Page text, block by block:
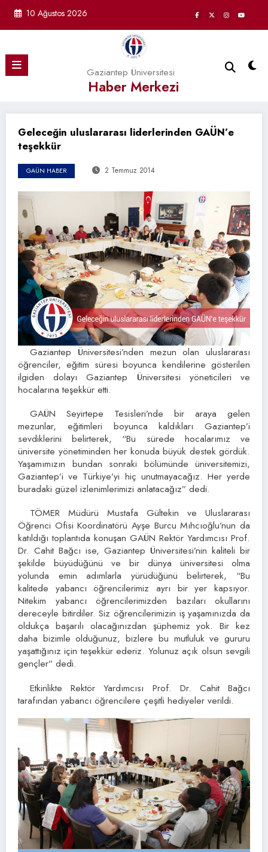
10 Ağustos 2026
Gaziantep Üniversitesi
Haber Merkezi
Geleceğin uluslararası liderlerinden GAÜN’e
teşekkür
GAÜN HABER 2 Temmuz 2014
Gaziantep Üniversitesi’nden mezun olan uluslararası
öğrenciler, eğitim süresi boyunca kendilerine gösterilen
ilgiden dolayı Gaziantep Üniversitesi yöneticileri ve
hocalarına teşekkür etti.
GAÜN Seyirtepe Tesisleri’nde bir araya gelen
mezunlar, eğitimleri boyunca kaldıkları Gaziantep’i
sevdiklerini belirterek, “Bu sürede hocalarımız ve
üniversite yönetiminden her konuda büyük destek gördük.
Yaşamımızın bundan sonraki bölümünde üniversitemizi,
Gaziantep’i ve Türkiye’yi hiç unutmayacağız. Her yerde
buradaki güzel izlenimlerimizi anlatacağız” dedi.
TÖMER Müdürü Mustafa Gültekin ve Uluslararası
Öğrenci Ofisi Koordinatörü Ayşe Burcu Mıhcıoğlu’nun da
katıldığı toplantıda konuşan GAÜN Rektör Yardımcısı Prof.
Dr. Cahit Bağcı ise, Gaziantep Üniversitesi’nin kaliteli bir
şekilde büyüdüğünü ve bir dünya üniversitesi olma
yolunda emin adımlarla yürüdüğünü belirterek, “Bu
kalitede yabancı öğrencilerimiz ayrı bir yer kapsıyor.
Nitekim yabancı öğrencilerimizden bazıları okullarını
dereceyle bitirdiler. Siz öğrencilerimizin iş yaşamınızda da
oldukça başarılı olacağınızdan şüphemiz yok. Bir kez
daha bizimle olduğunuz, bizlere bu mutluluk ve gururu
yaşattığınız için teşekkür ederiz. Yolunuz açık olsun sevgili
gençler” dedi.
Etkinlikte Rektör Yardımcısı Prof. Dr. Cahit Bağcı
tarafından yabancı öğrencilere çeşitli hediyeler verildi.